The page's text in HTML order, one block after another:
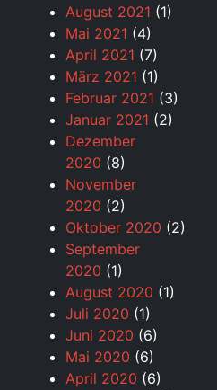
August 2021 (1)
Mai 2021 (4)
April 2021 (7)
März 2021 (1)
Februar 2021 (3)
Januar 2021 (2)
Dezember
2020 (8)
November
2020 (2)
Oktober 2020 (2)
September
2020 (1)
August 2020 (1)
Juli 2020 (1)
Juni 2020 (6)
Mai 2020 (6)
April 2020 (6)